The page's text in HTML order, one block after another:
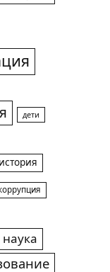
дети
история
наука